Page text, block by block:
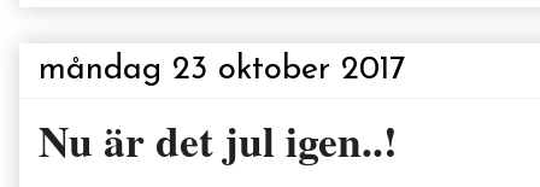
måndag 23 oktober 2017
Nu är det jul igen..!